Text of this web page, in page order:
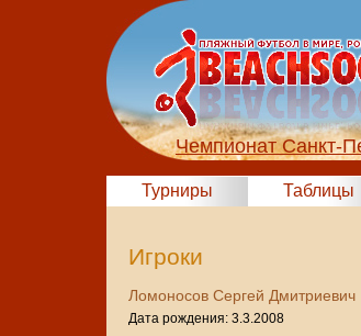
Чемпионат Санкт-
Турниры Таблицы
Игроки
Ломоносов Сергей Дмитриевич
Дата рождения: 3.3.2008